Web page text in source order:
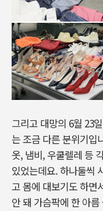
그리고 대망의 6월 23
는 조금 다른 분위기입
옷, 냄비, 우쿨렐레 등
있었는데요. 하나둘씩
고 몸에 대보기도 하면
안 돼 가슴팍에 한 아